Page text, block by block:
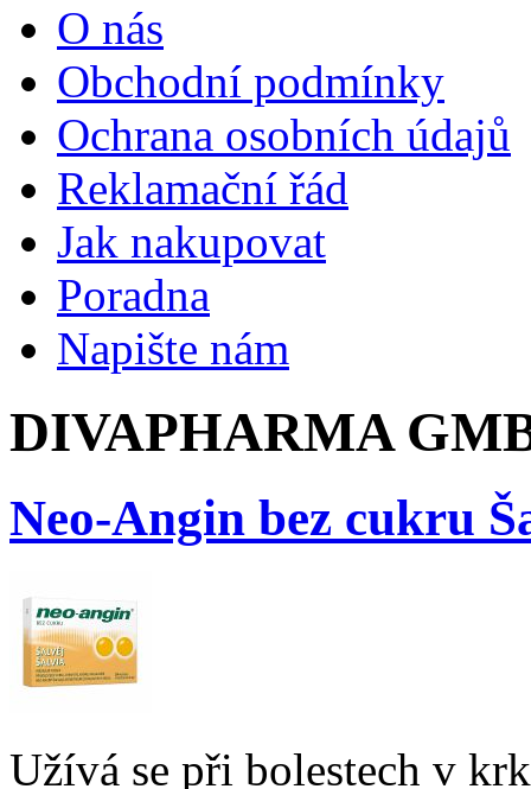
O nás
Obchodní podmínky
Ochrana osobních údajů
Reklamační řád
Jak nakupovat
Poradna
Napište nám
DIVAPHARMA
Neo-Angin bez cukru
Užívá se při bolestech v